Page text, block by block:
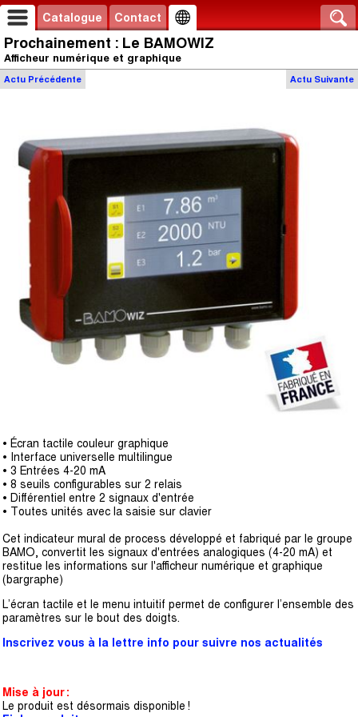
Catalogue Contact
Prochainement : Le BAMOWIZ
Afficheur numérique et graphique
Actu Suivante
Actu Précédente
• Écran tactile couleur graphique
• Interface universelle multilingue
• 3 Entrées 4-20 mA
• 8 seuils configurables sur 2 relais
• Différentiel entre 2 signaux d'entrée
• Toutes unités avec la saisie sur clavier
Cet indicateur mural de process développé et fabriqué par le groupe
BAMO, convertit les signaux d'entrées analogiques (4-20 mA) et
restitue les informations sur l'afficheur numérique et graphique
(bargraphe)
L’écran tactile et le menu intuitif permet de configurer l’ensemble des
paramètres sur le bout des doigts.
Inscrivez vous à la lettre info pour suivre nos actualités
Mise à jour :
Le produit est désormais disponible !